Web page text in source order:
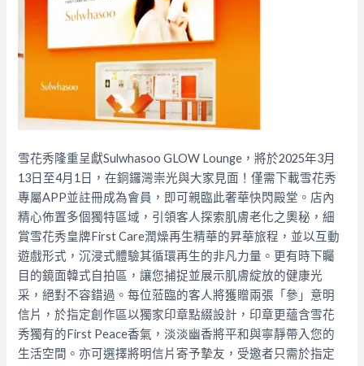
雪花秀隆重呈獻Sulwhasoo GLOW Lounge，將於2025年3月
13日至4月1日，在銅鑼灣崇光與大家見面！僅需下載雪花秀
專屬APP並註冊成為會員，即可親臨此奢華快閃殿堂。店內
精心佈置多個獨特區域，引領客人探索肌膚老化之奧秘，細
賞雪花秀皇牌First Care潤燥再生精華的昇華旅程，並以互動
遊戲形式，沉浸式體驗其循環再生的非凡力量。更有時下矚
目的鏡面韓式自拍區，讓您捕捉並展示肌膚綻放的健康光
采，絕對不容錯過。每位蒞臨的客人將獲贈兩張「參」意明
信片，於指定創作區以獨家印章點綴設計，印章更蘊含雪花
秀獨有的First Peace香氣，淡淡幽香將平和與寧靜帶入您的
生活空間。亦可選擇將明信片寄予摯友，受邀者只需於指定